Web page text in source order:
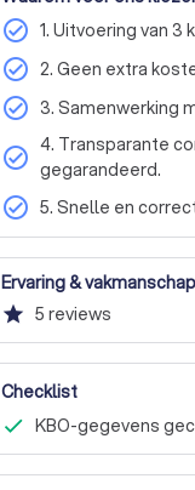
check_circle 1. Uitvoering van 3
check_circle 2. Geen extra
check_circle 3. Samenwerking
check_circle 4. Transparante
gegarandeerd.
check_circle 5. Snelle en
Ervaring & vakmanschap
star 5 reviews
Checklist
KBO-gegevens